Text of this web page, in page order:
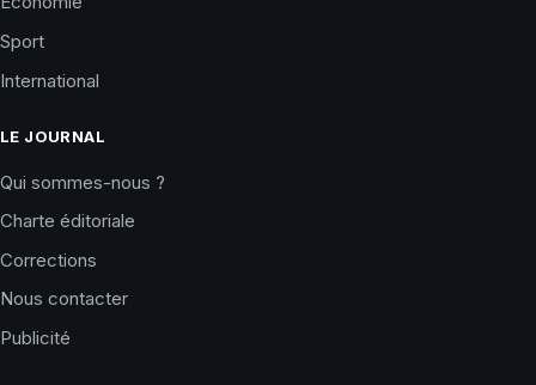
Sport
International
LE JOURNAL
Qui sommes-nous ?
Charte éditoriale
Corrections
Nous contacter
Publicité